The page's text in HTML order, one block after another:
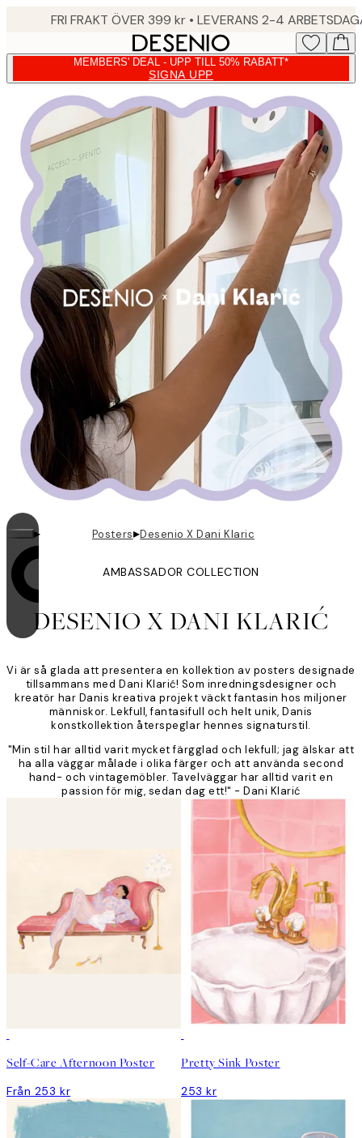
FRI FRAKT ÖVER 399 kr • LEVERANS 2-4
MEMBERS' DEAL - UPP TILL 50% RABATT*
SIGNA UPP
Looping är på
▸ Posters▸Desenio X Dani Klaric
AMBASSADOR COLLECTION
DESENIO X DANI KLARIĆ
Vi är så glada att presentera en kollektion av posters designade
tillsammans med Dani Klarić! Som inredningsdesigner och
kreatör har Danis kreativa projekt väckt fantasin hos miljoner
människor. Lekfull, fantasifull och helt unik, Danis
konstkollektion återspeglar hennes signaturstil.
"Min stil har alltid varit mycket färgglad och lekfull; jag älskar att
ha alla väggar målade i olika färger och att använda second
hand- och vintagemöbler. Tavelväggar har alltid varit en
passion för mig, sedan dag ett!" - Dani Klarić
Self-Care Afternoon Poster
Från 253 kr
Pretty Sink Poster
253 kr